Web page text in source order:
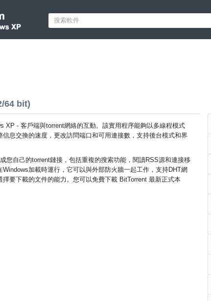
64 bit)
XP - 客戶端與torrent網絡的互動。該實用程序能夠以多線程模式
信息交換的速度，更改訪問端口和可用連接數，支持後台模式和界
您自己的torrent鏈接，包括重複的搜索功能，閱讀RSS源和連接移
Windows加載時運行，它可以與外部防火牆一起工作，支持DHT網
擇要下載的文件的能力。您可以免費下載 BitTorrent 最新正式本